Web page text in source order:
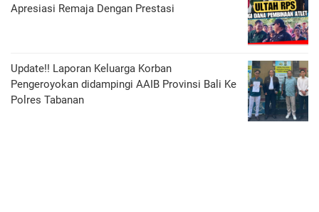
Apresiasi Remaja Dengan Prestasi
Update!! Laporan Keluarga Korban
Pengeroyokan didampingi AAIB Provinsi Bali Ke
Polres Tabanan